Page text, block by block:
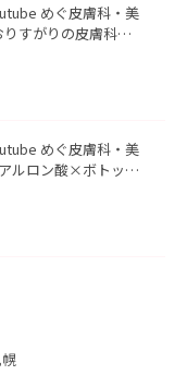
めぐ皮膚科・美
すがりの皮膚科
めぐ皮膚科・美
ルロン酸×ボトック